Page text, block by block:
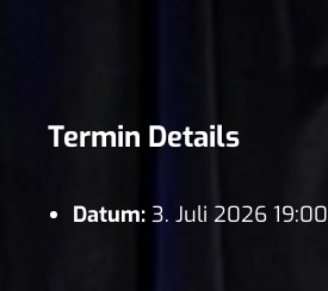
Termin Details
Datum: 3. Juli 2026 19:00